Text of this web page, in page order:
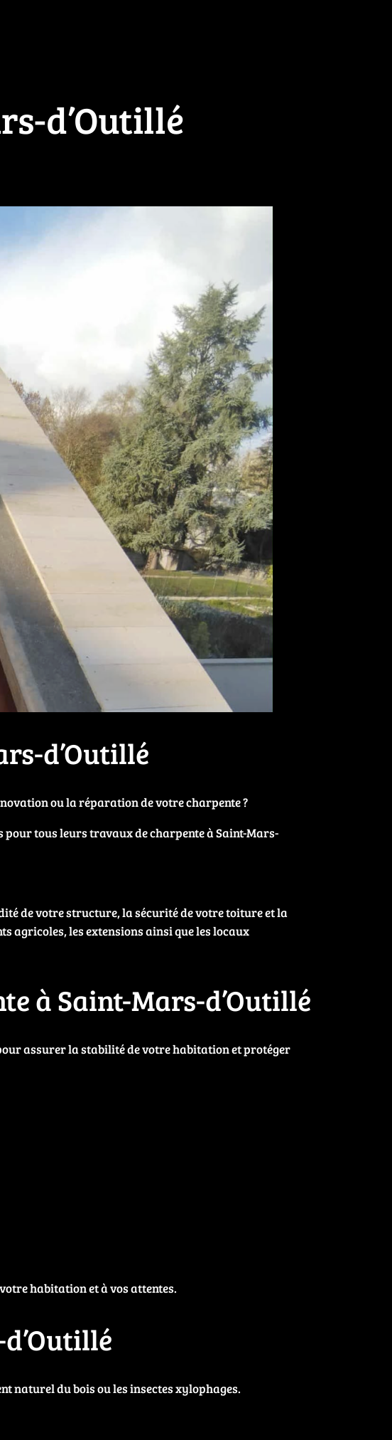
d’Outillé
d’Outillé
ou la réparation de votre charpente ?
tous leurs travaux de charpente à Saint-Mars-
de votre structure, la sécurité de votre toiture et la
agricoles, les extensions ainsi que les locaux
à Saint-Mars-d’Outillé
assurer la stabilité de votre habitation et protéger
habitation et à vos attentes.
naturel du bois ou les insectes xylophages.